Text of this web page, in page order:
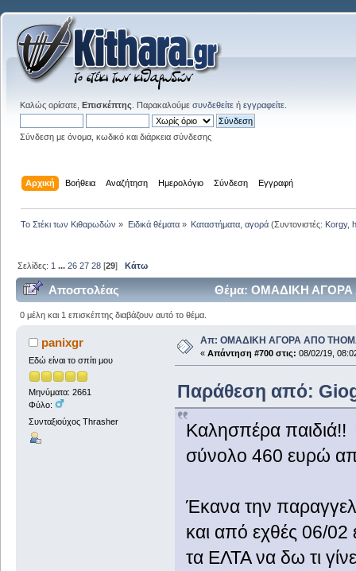
Καλώς ορίσατε, Επισκέπτης . Παρακαλούμε συνδεθείτε ή εγγραφείτε
Σύνδεση με όνομα, κωδικό και διάρκεια σύνδεσης
Αρχική Βοήθεια Αναζήτηση Ημερολόγιο Σύνδεση Εγγραφή
Το Στέκι των Κιθαρωδών » Ειδικά θέματα» Καταστήματα, αγορά(Συντονιστές: Korgy,
Σελίδες: 1 ...26 27 28 [29]Κάτω
Αποστολέας Θέμα: ΟΜΑΔΙΚΗ ΑΓΟΡΑ
0 μέλη και 1 επισκέπτης διαβάζουν αυτό το θέμα.
panixgr
Εδώ είναι το σπίτι μου
Μηνύματα: 2661
Φύλο:
Συνταξιούχος Thrasher
Απ: ΟΜΑΔΙΚΗ ΑΓΟΡΑ ΑΠΟ
« Απάντηση #700 στις: 08/02/19,
Παράθεση από:
Καλησπέρα παιδιά!!
σύνολο 460 ευρώ
Έκανα την
και από εχθές 06/02
τα ΕΛΤΑ να δω τι